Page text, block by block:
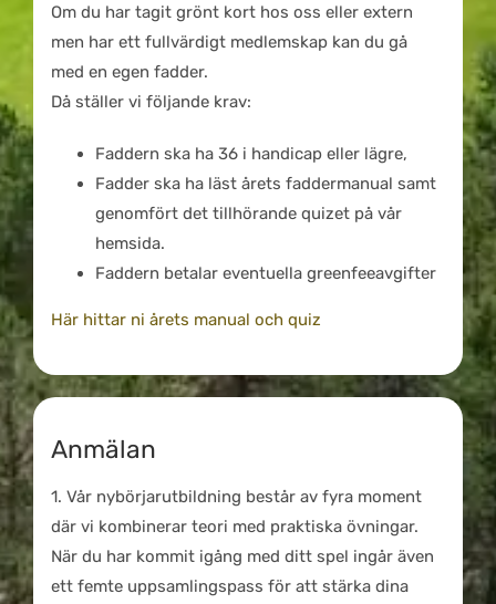
Om du har tagit grönt kort hos oss eller extern
men har ett fullvärdigt medlemskap kan du gå
med en egen fadder.
Då ställer vi följande krav:
Faddern ska ha 36 i handicap eller lägre,
Fadder ska ha läst årets faddermanual samt
genomfört det tillhörande quizet på vår
hemsida.
Faddern betalar eventuella greenfeeavgifter
Här hittar ni årets manual och quiz
Anmälan
1. Vår nybörjarutbildning består av fyra moment
där vi kombinerar teori med praktiska övningar.
När du har kommit igång med ditt spel ingår även
ett femte uppsamlingspass för att stärka dina